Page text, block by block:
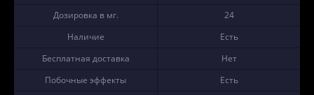
Дозировка в мг.
24
Наличие
Есть
Бесплатная доставка
Нет
Побочные эффекты
Есть